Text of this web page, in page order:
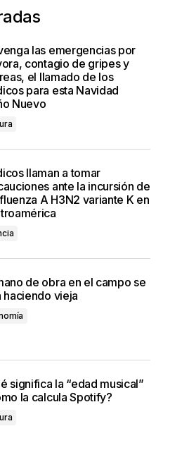
las emergencias por
contagio de gripes y
el llamado de los
para esta Navidad
Nuevo
llaman a tomar
ante la incursión de
A H3N2 variante K en
de obra en el campo se
haciendo vieja
significa la “edad musical”
la calcula Spotify?